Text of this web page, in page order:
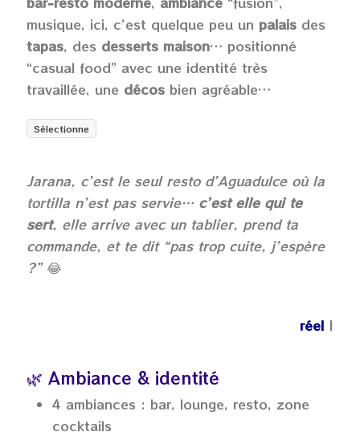
musique, ici, c’est quelque peu un palais des
tapas, des desserts maison… positionné
“casual food” avec une identité très
travaillée, une décos bien agréable…
Sélectionne
Jarana, c’est le seul resto d’Aguadulce où la
tortilla n’est pas servie… c’est elle qui te
sert, elle arrive avec un tablier, prend ta
commande, et te dit “pas trop cuite, j’espère
?” 😂
réel |
🌿 Ambiance & identité
4 ambiances : bar, lounge, resto, zone
cocktails